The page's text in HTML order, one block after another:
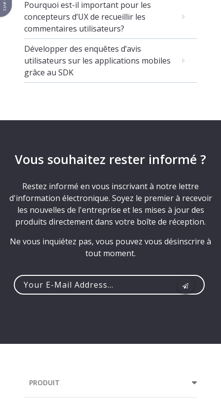
Pourquoi est-il important pour les
concepteurs d’UX de recueillir les
commentaires utilisateurs?
Développer des enquêtes d’avis
utilisateurs sur les applications mobiles
grâce au SDK
Vous souhaitez rester informé ?
Restez informé en vous inscrivant à notre lettre
d'information électronique. Soyez le premier à recevoir
les nouvelles de l'entreprise et les mises à jour des
produits directement dans votre boîte de réception.
Ne vous inquiétez pas, vous pouvez vous désinscrire à
tout moment.
PRODUIT